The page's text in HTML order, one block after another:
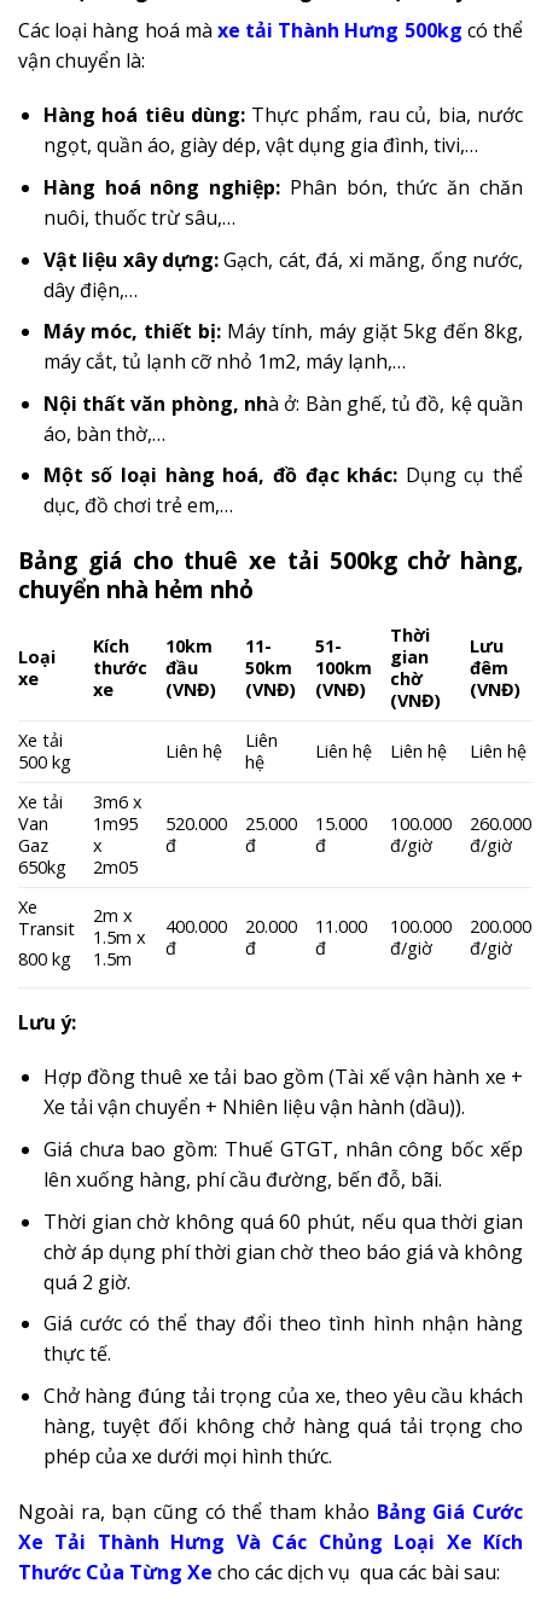
Các loại hàng hoá mà xe tải Thành Hưng 500kg có thể
vận chuyển là:
Hàng hoá tiêu dùng:Thực phẩm, rau củ, bia, nước
ngọt, quần áo, giày dép, vật dụng gia đình, tivi,…
Hàng hoá nông nghiệp: Phân bón, thức ăn chăn
nuôi, thuốc trừ sâu,…
Vật liệu xây dựng:Gạch, cát, đá, xi măng, ống nước,
dây điện,…
Máy móc, thiết bị: Máy tính, máy giặt 5kg đến 8kg,
máy cắt, tủ lạnh cỡ nhỏ 1m2, máy lạnh,…
Nội thất văn phòng, nhà ở: Bàn ghế, tủ đồ, kệ quần
áo, bàn thờ,…
Một số loại hàng hoá, đồ đạc khác: Dụng cụ thể
dục, đồ chơi trẻ em,…
Bảng giá cho thuê xe tải 500kg chở hàng,
chuyển nhà hẻm nhỏ
Loại
xe
Kích
thước
xe
10km
đầu
(VNĐ)
11-
50km
(VNĐ)
51-
100km
(VNĐ)
Thời
gian
chờ
(VNĐ)
Lưu
đêm
(VNĐ)
Xe tải
500 kg
Liên hệ
Liên
hệ
Liên hệ Liên hệ Liên hệ
Xe tải
Van
Gaz
650kg
3m6 x
1m95
x
2m05
520.000
đ
25.000
đ
15.000
đ
100.000
đ/giờ
260.000
đ/giờ
Xe
Transit
800 kg
2m x
1.5m x
1.5m
400.000
đ
20.000
đ
11.000
đ
100.000
đ/giờ
200.000
đ/giờ
Lưu ý:
Hợp đồng thuê xe tải bao gồm (Tài xế vận hành xe +
Xe tải vận chuyển + Nhiên liệu vận hành (dầu)).
Giá chưa bao gồm: Thuế GTGT, nhân công bốc xếp
lên xuống hàng, phí cầu đường, bến đỗ, bãi.
Thời gian chờ không quá 60 phút, nếu qua thời gian
chờ áp dụng phí thời gian chờ theo báo giá và không
quá 2 giờ.
Giá cước có thể thay đổi theo tình hình nhận hàng
thực tế.
Chở hàng đúng tải trọng của xe, theo yêu cầu khách
hàng, tuyệt đối không chở hàng quá tải trọng cho
phép của xe dưới mọi hình thức.
Ngoài ra, bạn cũng có thể tham khảo Bảng Giá Cước
Xe Tải Thành Hưng Và Các Chủng Loại Xe Kích
Thước Của Từng Xe cho các dịch vụ qua các bài sau: